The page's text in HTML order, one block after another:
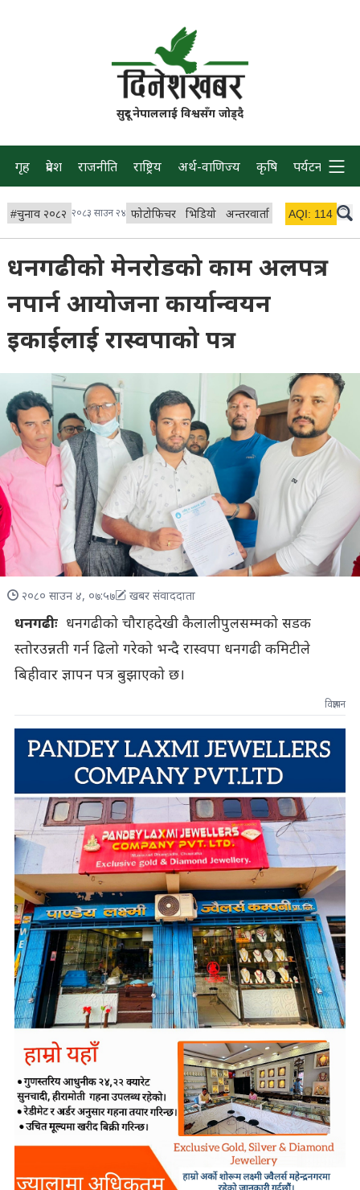
सुदूर नेपाललाई विश्वसँग जोड्दै
गृह प्रदेश राजनीति राष्ट्रिय अर्थ-वाणिज्य कृषि पर्यटन प्रवास
#चुनाव २०८२ २०८३ साउन २४ फोटोफिचर भिडियो अन्तरवार्ता विचार/ब्लग
AQI: 114
धनगढीको मेनरोडको काम अलपत्र
नपार्न आयोजना कार्यान्वयन
इकाईलाई रास्वपाको पत्र
२०८० साउन ४, ०७:५७ खबर संवाददाता
धनगढीःधनगढीको चौराहदेखी कैलालीपुलसम्मको सडक
स्तोरउन्नती गर्न ढिलो गरेको भन्दै रास्वपा धनगढी कमिटीले
बिहीवार ज्ञापन पत्र बुझाएको छ।
विज्ञापन